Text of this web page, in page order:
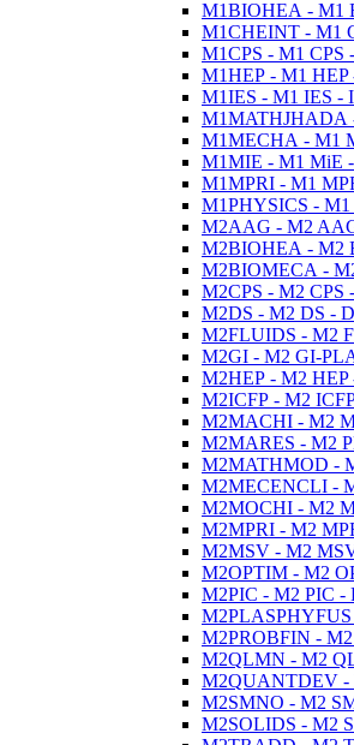
M1BIOHEA - M1
M1CHEINT - M1
M1CPS - M1 CPS
M1HEP - M1 HEP
M1IES - M1 IES -
M1MATHJHADA -
M1MECHA - M1
M1MIE - M1 MiE -
M1MPRI - M1
M1PHYSICS - M1
M2AAG - M2
M2BIOHEA - M2
M2BIOMECA -
M2CPS - M2 CPS
M2DS - M2 DS -
M2FLUIDS - M2
M2GI - M2 GI-
M2HEP - M2 HEP
M2ICFP - M2
M2MACHI - M2
M2MARES - M2
M2MATHMOD -
M2MECENCLI -
M2MOCHI - M2
M2MPRI - M2
M2MSV - M2 MSV
M2OPTIM - M2
M2PIC - M2 PIC -
M2PLASPHYFUS
M2PROBFIN - M2
M2QLMN - M2
M2QUANTDEV -
M2SMNO - M2
M2SOLIDS - M2